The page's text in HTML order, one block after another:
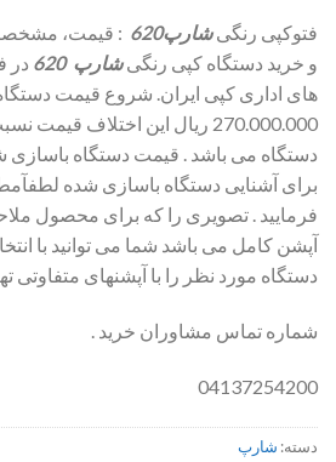
فتوکپی رنگیشارپ620 : قیمت،
و خرید دستگاه کپی رنگیشارپ 620 در
270.000.000 ریال این اختلاف
برای آشنایی دستگاه باسازی شده
فرمایید . تصویری را که برای محصول
آپشن کامل می باشد شما می توانید با
دستگاه مورد نظر را با آپشنهای متفاوتی
شماره تماس مشاوران خرید .
04137254200
دسته: شارپ